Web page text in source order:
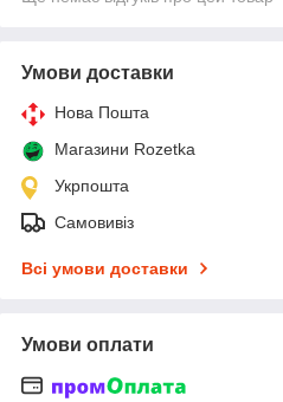
Умови доставки
Нова Пошта
Магазини Rozetka
Укрпошта
Самовивіз
Всі умови доставки
Умови оплати